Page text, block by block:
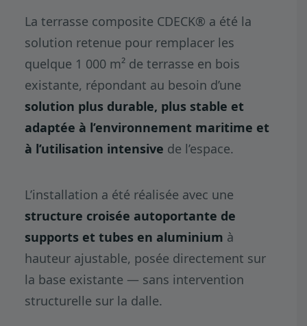
La terrasse composite CDECK® a été la
solution retenue pour remplacer les
quelque 1 000 m² de terrasse en bois
existante, répondant au besoin d’une
solution plus durable, plus stable et
adaptée à l’environnement maritime et
à l’utilisation intensive de l’espace.
L’installation a été réalisée avec une
structure croisée autoportante de
supports et tubes en aluminium à
hauteur ajustable, posée directement sur
la base existante — sans intervention
structurelle sur la dalle.